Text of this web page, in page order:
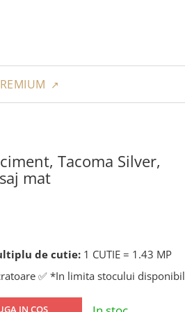
Tacoma Silver,
mat
de cutie: 1 CUTIE = 1.43 MP
✅ *In limita stocului disponibil
IN COS